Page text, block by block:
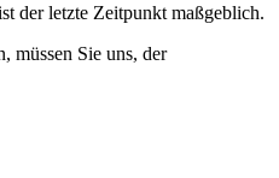
der letzte Zeitpunkt maßgeblich.
müssen Sie uns, der